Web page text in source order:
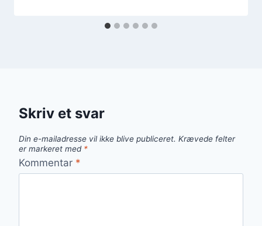
Skriv et svar
Din e-mailadresse vil ikke blive publiceret. Krævede felter
er markeret med *
Kommentar *